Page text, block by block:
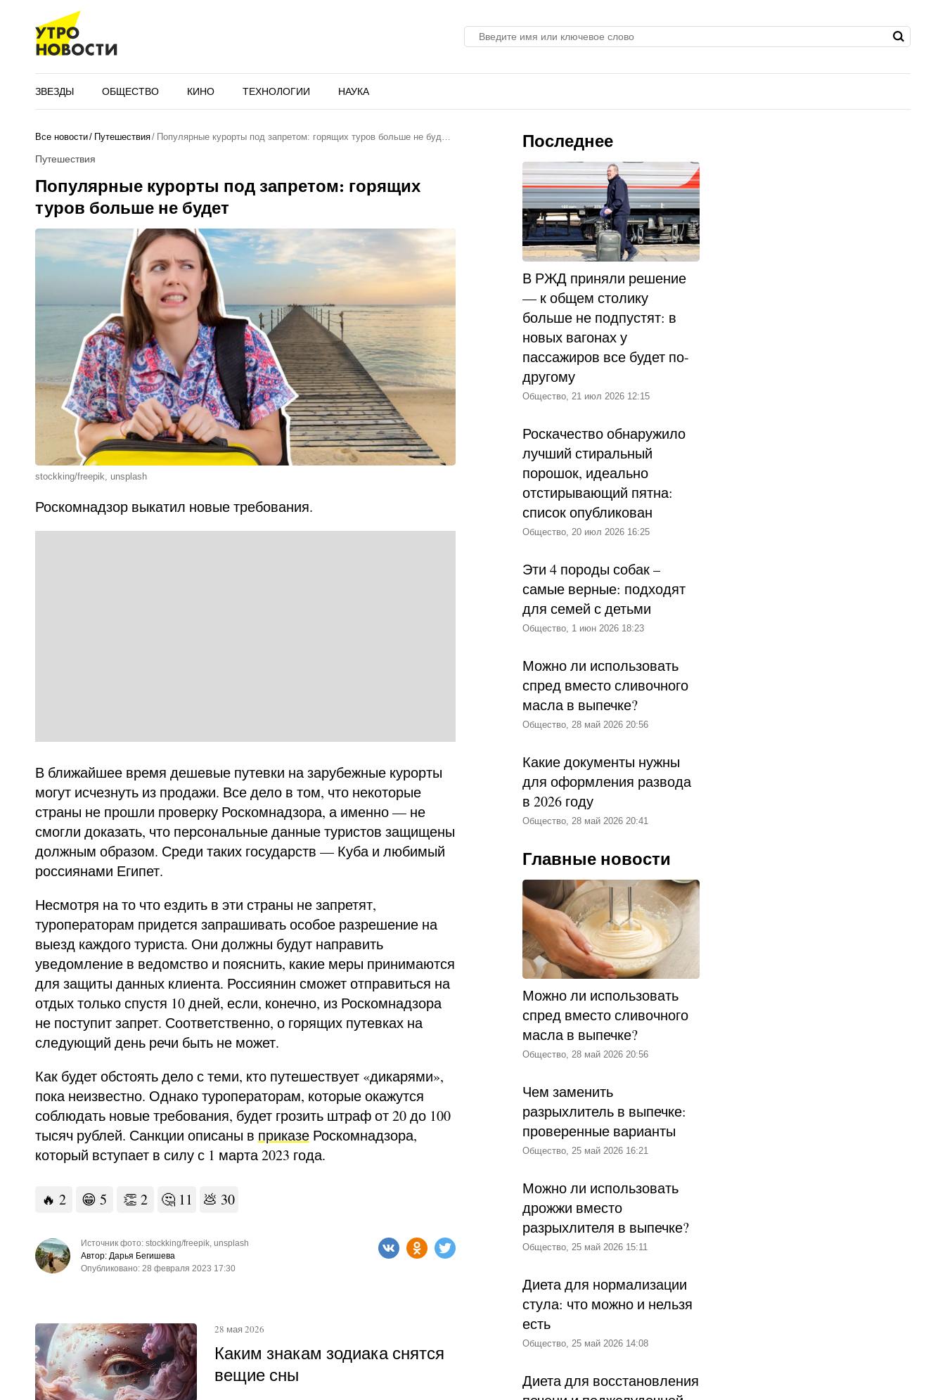
ЗВЕЗДЫ ОБЩЕСТВО КИНО ТЕХНОЛОГИИ НАУКА
Все новости Путешествия Популярные курорты под запретом: горящих туров больше не буд…
Путешествия
Популярные курорты под запретом: горящих
туров больше не будет
stockking/freepik, unsplash
Роскомнадзор выкатил новые требования.
В ближайшее время дешевые путевки на зарубежные курорты
могут исчезнуть из продажи. Все дело в том, что некоторые
страны не прошли проверку Роскомнадзора, а именно — не
смогли доказать, что персональные данные туристов защищены
должным образом. Среди таких государств — Куба и любимый
россиянами Египет.
Несмотря на то что ездить в эти страны не запретят,
туроператорам придется запрашивать особое разрешение на
выезд каждого туриста. Они должны будут направить
уведомление в ведомство и пояснить, какие меры принимаются
для защиты данных клиента. Россиянин сможет отправиться на
отдых только спустя 10 дней, если, конечно, из Роскомнадзора
не поступит запрет. Соответственно, о горящих путевках на
следующий день речи быть не может.
Как будет обстоять дело с теми, кто путешествует «дикарями»,
пока неизвестно. Однако туроператорам, которые окажутся
соблюдать новые требования, будет грозить штраф от 20 до 100
тысяч рублей. Санкции описаны в приказеРоскомнадзора,
который вступает в силу с 1 марта 2023 года.
🔥 2 😁 5 👏 2 🤔 11 💩 30
Источник фото: stockking/freepik, unsplash
Автор: Дарья Бегишева
Опубликовано: 28 февраля 2023 17:30
Каким знакам зодиака снятся
вещие сны
28 мая 2026
Последнее
В РЖД приняли решение
— к общем столику
больше не подпустят: в
новых вагонах у
пассажиров все будет по-
другому
Общество, 21 июл 2026 12:15
Роскачество обнаружило
лучший стиральный
порошок, идеально
отстирывающий пятна:
список опубликован
Общество, 20 июл 2026 16:25
Эти 4 породы собак –
самые верные: подходят
для семей с детьми
Общество, 1 июн 2026 18:23
Можно ли использовать
спред вместо сливочного
масла в выпечке?
Общество, 28 май 2026 20:56
Какие документы нужны
для оформления развода
в 2026 году
Общество, 28 май 2026 20:41
Главные новости
Можно ли использовать
спред вместо сливочного
масла в выпечке?
Общество, 28 май 2026 20:56
Чем заменить
разрыхлитель в выпечке:
проверенные варианты
Общество, 25 май 2026 16:21
Можно ли использовать
дрожжи вместо
разрыхлителя в выпечке?
Общество, 25 май 2026 15:11
Диета для нормализации
стула: что можно и нельзя
есть
Общество, 25 май 2026 14:08
Диета для восстановления